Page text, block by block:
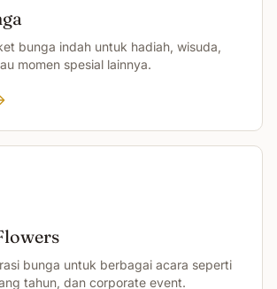
bunga indah untuk hadiah, wisuda,
momen spesial lainnya.
bunga untuk berbagai acara seperti
tahun, dan corporate event.